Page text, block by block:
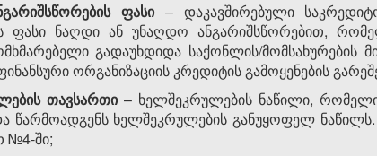
ფასი– დაკავშირებული
ფასი ნაღდი ან უნაღდო ანგარიშსწორებით,
გადაუხდიდა საქონლის/მომსახურების
ორგანიზაციის კრედიტის გამოყენების
თავსართი– ხელშეკრულების ნაწილი,
წარმოადგენს ხელშეკრულების განუყოფელ
№4-ში;